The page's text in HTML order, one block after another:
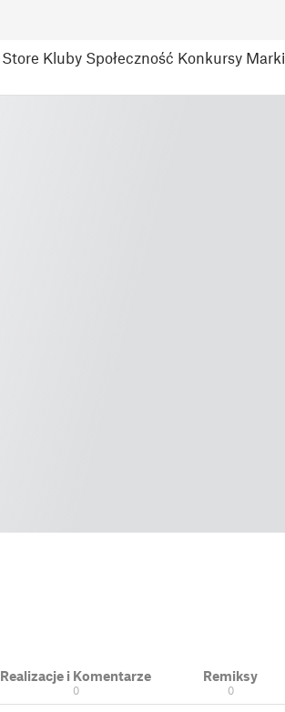
Store Kluby Społeczność Konkursy Marki
Realizacje i Komentarze
0
Remiksy
0